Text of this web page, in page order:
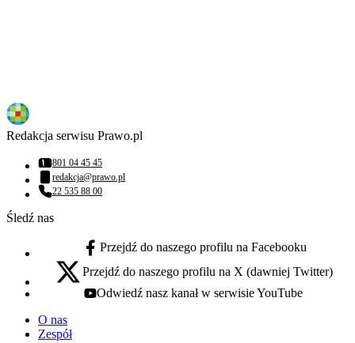
Redakcja serwisu Prawo.pl
Numer telefonu:
801 04 45 45
Adres email:
redakcja@prawo.pl
Numer telefonu:
22 535 88 00
Śledź nas
facebook - otwiera się w nowej karcie
Przejdź do naszego profilu na Facebooku
x - otwiera się w nowej karcie
Przejdź do naszego profilu na X (dawniej Twitter)
youtube - otwiera się w nowej karcie
Odwiedź nasz kanał w serwisie YouTube
O nas
Zespół